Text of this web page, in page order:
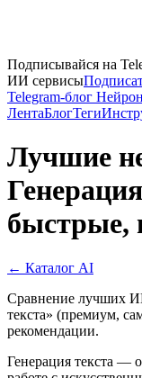
Подписывайся на
ИИ сервисы
Telegram-блог
ЛентаБлогТеги
Лучшие
быстрые,
← Каталог AI
Сравнение лучших
текста» (премиум,
рекомендации.
Генерация текста —